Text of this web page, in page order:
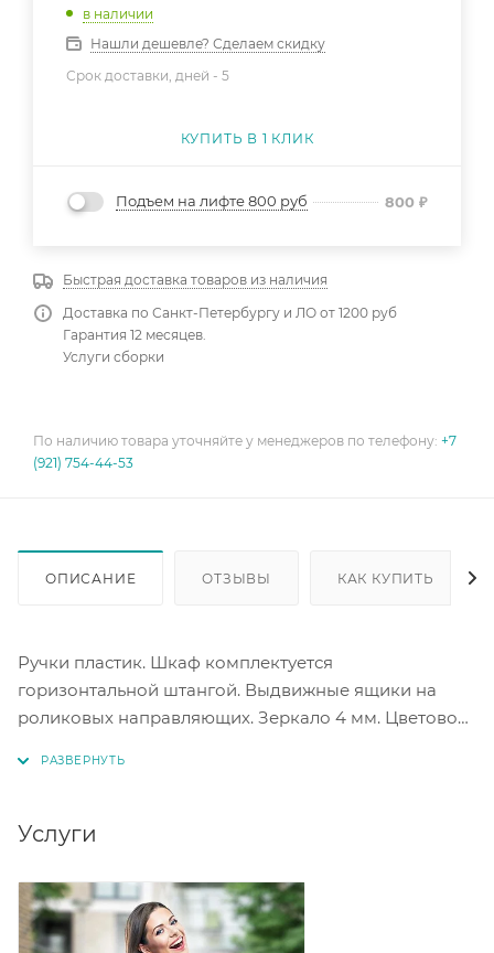
в наличии
Нашли дешевле? Сделаем скидку
Срок доставки, дней - 5
КУПИТЬ В 1 КЛИК
Подъем на лифте 800 руб 800 ₽
Быстрая доставка товаров из наличия
Доставка по Санкт-Петербургу и ЛО от 1200 руб
Гарантия 12 месяцев.
Услуги сборки
По наличию товара уточняйте у менеджеров по телефону: +7
(921) 754-44-53
ОПИСАНИЕ ОТЗЫВЫ КАК КУПИТЬ
Ручки пластик. Шкаф комплектуется
горизонтальной штангой. Выдвижные ящики на
роликовых направляющих. Зеркало 4 мм. Цветовое
самостоятельно при сборке.
Услуги